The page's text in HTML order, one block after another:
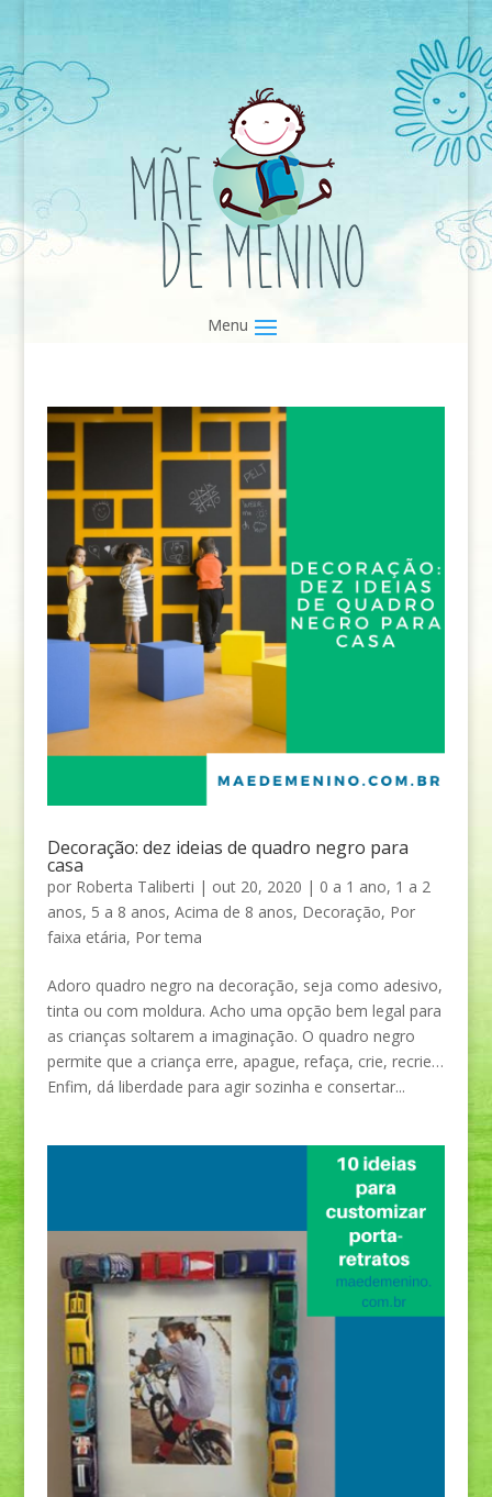
Decoração: dez ideias de quadro negro para
casa
por Roberta Taliberti | out 20, 2020 | 0 a 1 ano, 1 a 2
anos, 5 a 8 anos, Acima de 8 anos, Decoração, Por
faixa etária, Por tema
Adoro quadro negro na decoração, seja como adesivo,
tinta ou com moldura. Acho uma opção bem legal para
as crianças soltarem a imaginação. O quadro negro
permite que a criança erre, apague, refaça, crie, recrie…
Enfim, dá liberdade para agir sozinha e consertar...